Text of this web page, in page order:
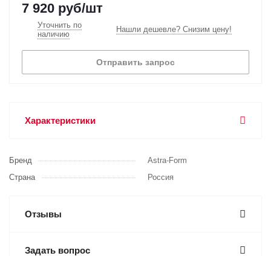
7 920 руб/шт
Уточнить по
наличию
Нашли дешевле? Снизим цену!
Отправить запрос
Характеристики
Бренд
Astra-Form
Страна
Россия
Отзывы
Задать вопрос